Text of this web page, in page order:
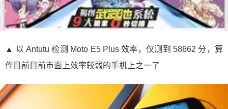
▲ 以 Antutu 检测 Moto E5 Plus 效率，仅测到 58662 分，算
作目前目前市面上效率较弱的手机上之一了